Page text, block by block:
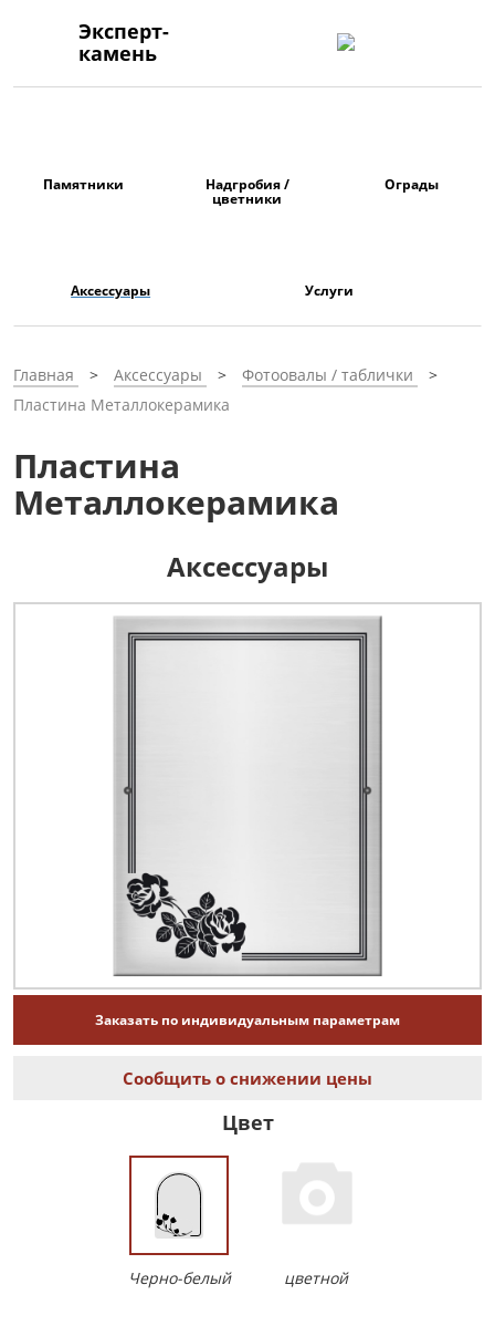
Эксперт-
камень
Памятники Надгробия /
цветники
Ограды
Аксессуары Услуги
Главная Аксессуары
Фотоовалы / таблички
Пластина Металлокерамика
Пластина
Металлокерамика
Аксессуары
Заказать по индивидуальным параметрам
Сообщить о снижении цены
Цвет
Черно-белый цветной